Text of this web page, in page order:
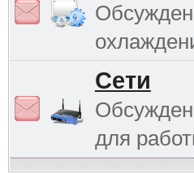
Сети
для